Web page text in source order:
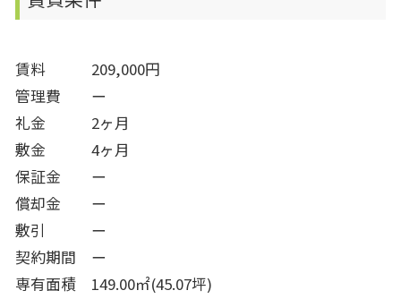
賃料 209,000円
管理費 ー
礼金 2ヶ月
敷金 4ヶ月
保証金 ー
償却金 ー
敷引 ー
契約期間 ー
専有面積 149.00㎡(45.07坪)